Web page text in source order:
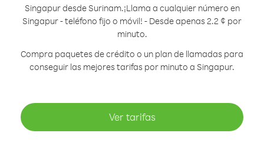
Singapur desde Surinam.¡Llama a cualquier número en
Singapur - teléfono fijo o móvil! - Desde apenas 2.2 ¢ por
minuto.
Compra paquetes de crédito o un plan de llamadas para
conseguir las mejores tarifas por minuto a Singapur.
Ver tarifas